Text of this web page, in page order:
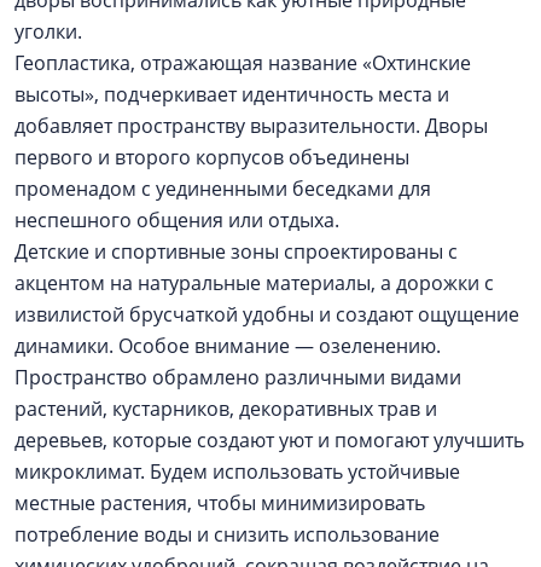
уголки.
Геопластика, отражающая название «Охтинские
высоты», подчеркивает идентичность места и
добавляет пространству выразительности. Дворы
первого и второго корпусов объединены
променадом с уединенными беседками для
неспешного общения или отдыха.
Детские и спортивные зоны спроектированы с
акцентом на натуральные материалы, а дорожки с
извилистой брусчаткой удобны и создают ощущение
динамики. Особое внимание — озеленению.
Пространство обрамлено различными видами
растений, кустарников, декоративных трав и
деревьев, которые создают уют и помогают улучшить
микроклимат. Будем использовать устойчивые
местные растения, чтобы минимизировать
потребление воды и снизить использование